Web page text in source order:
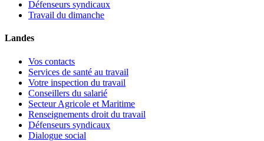
Défenseurs syndicaux
Travail du dimanche
Landes
Vos contacts
Services de santé au travail
Votre inspection du travail
Conseillers du salarié
Secteur Agricole et Maritime
Renseignements droit du travail
Défenseurs syndicaux
Dialogue social